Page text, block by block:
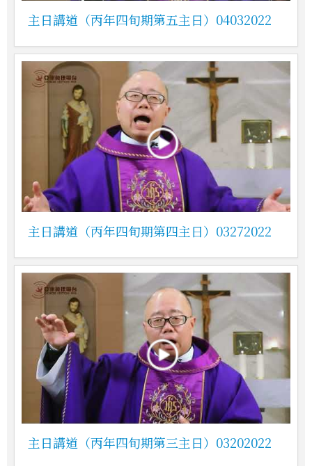
主日講道（丙年四旬期第五主日）04032022
主日講道（丙年四旬期第四主日）03272022
主日講道（丙年四旬期第三主日）03202022